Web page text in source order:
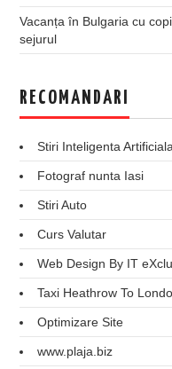
Vacanța în Bulgaria cu
sejurul
RECOMANDARI
Stiri Inteligenta Artificiala
Fotograf nunta Iasi
Stiri Auto
Curs Valutar
Web Design By IT
Taxi Heathrow To
Optimizare Site
www.plaja.biz